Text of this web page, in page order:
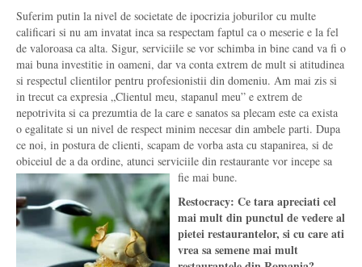
Suferim putin la nivel de societate de ipocrizia joburilor cu multe
calificari si nu am invatat inca sa respectam faptul ca o meserie e la fel
de valoroasa ca alta. Sigur, serviciile se vor schimba in bine cand va fi o
mai buna investitie in oameni, dar va conta extrem de mult si atitudinea
si respectul clientilor pentru profesionistii din domeniu. Am mai zis si
in trecut ca expresia „Clientul meu, stapanul meu” e extrem de
nepotrivita si ca prezumtia de la care e sanatos sa plecam este ca exista
o egalitate si un nivel de respect minim necesar din ambele parti. Dupa
ce noi, in postura de clienti, scapam de vorba asta cu stapanirea, si de
obiceiul de a da ordine, atunci serviciile din restaurante vor incepe sa
fie mai bune.
Restocracy: Ce tara apreciati cel
mai mult din punctul de vedere al
pietei restaurantelor, si cu care ati
vrea sa semene mai mult